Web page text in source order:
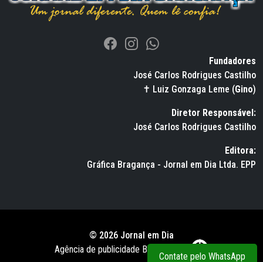
Fundadores
José Carlos Rodrigues Castilho
✝ Luiz Gonzaga Leme (Gino)
Diretor Responsável:
José Carlos Rodrigues Castilho
Editora:
Gráfica Bragança - Jornal em Dia Ltda. EPP
© 2026 Jornal em Dia
Agência de publicidade BWS RUSSO
Contate pelo WhatsApp